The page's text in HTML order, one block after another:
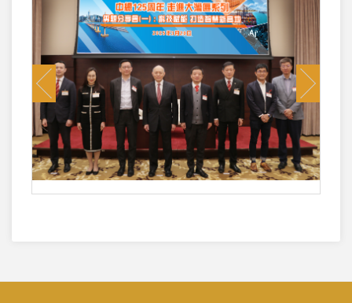
Previous Next